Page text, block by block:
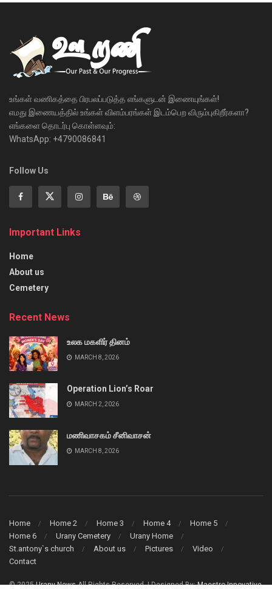
உங்கள் வணிகத்தை பிரபலப்படுத்த எங்களுடன் இணையுங்கள்!
எமது இணையத்தில் உங்கள் விளம்பரங்கள் இடம்பெற விரும்புகிறீர்களா?
எங்களை தொடர்பு கொள்ளவும்:
WhatsApp: +4790086841
Follow Us
Important Links
Home
About us
Cemetery
Recent News
உலக மகளிர் தினம்
MARCH 8, 2026
Operation Lion’s Roar
MARCH 2, 2026
மணிவாசகம் சீனிவாசன்
MARCH 8, 2026
Home Home 2 Home 3 Home 4
Home 5
Home 6
Urany Cemetery
Urany Home
St.antony`s church
About us Pictures
Video
Contact
© 2025Urany NewsAll Rights Reserved. | Designed By:Maestro Innovative